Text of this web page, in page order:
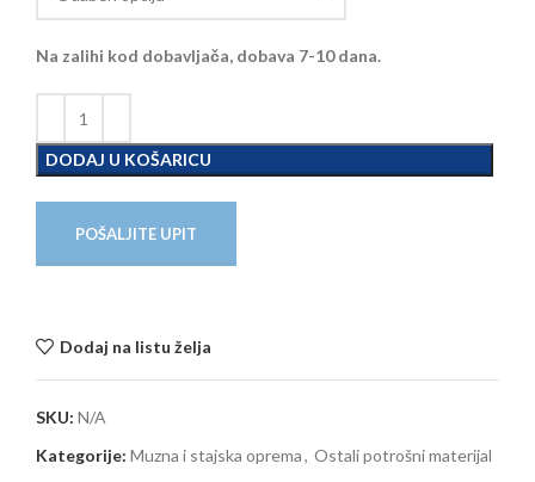
Na zalihi kod dobavljača, dobava 7-10 dana.
DODAJ U KOŠARICU
POŠALJITE UPIT
Dodaj na listu želja
SKU: N/A
Kategorije: Muzna i stajska oprema, Ostali potrošni materijal